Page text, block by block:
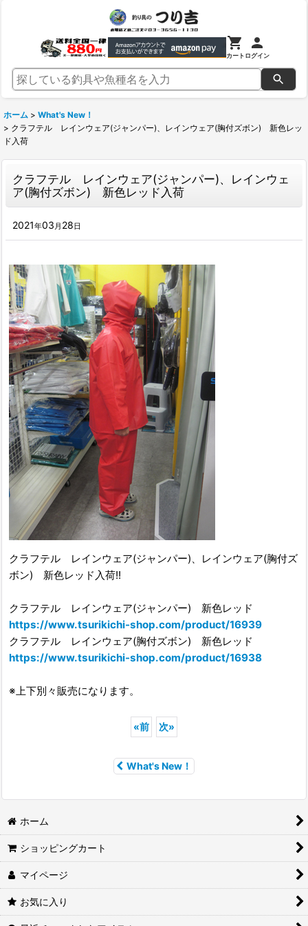
カートログイン
ホーム > What's New！
> クラフテル レインウェア(ジャンパー)、レインウェア(胸付ズボン) 新色レッ
ド入荷
クラフテル レインウェア(ジャンパー)、レインウェ
ア(胸付ズボン) 新色レッド入荷
2021年03 月 28日
クラフテル レインウェア(ジャンパー)、レインウェア(胸付ズ
ボン) 新色レッド入荷!!
クラフテル レインウェア(ジャンパー) 新色レッド
https://www.tsurikichi-shop.com/product/16939
クラフテル レインウェア(胸付ズボン) 新色レッド
https://www.tsurikichi-shop.com/product/16938
※上下別々販売になります。
«前 次»
What's New！
ホーム
ショッピングカート
マイページ
お気に入り